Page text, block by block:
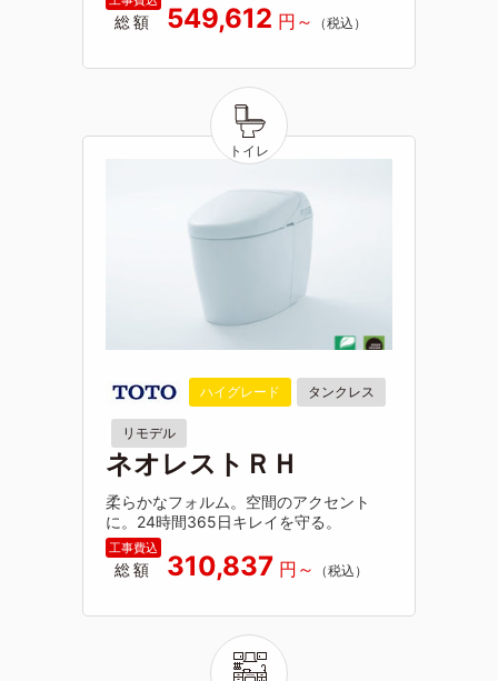
総額 549,612
ハイグレード タンクレス
リモデル
ネオレストＲＨ
柔らかなフォルム。空間のアクセント
に。24時間365日キレイを守る。
総額 310,837